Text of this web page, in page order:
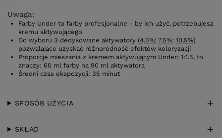
Uwaga:
Farby Under to farby profesjonalne - by ich użyć, potrzebujesz
kremu aktywującego
Do wyboru 3 dedykowane aktywatory (4,5%; 7,5%; 10,5%)
pozwalające uzyskać różnorodność efektów koloryzacji
Proporcje mieszania z kremem aktywującym Under: 1:1.5, to
znaczy: 60 ml farby na 90 ml aktywatora
Średni czas ekspozycji: 35 minut
SPOSÓB UŻYCIA
SKŁAD